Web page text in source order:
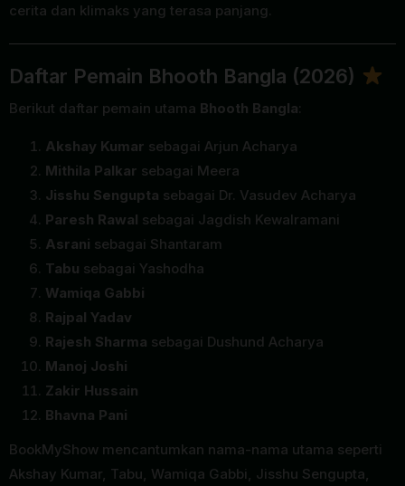
cerita dan klimaks yang terasa panjang.
Daftar Pemain Bhooth Bangla (2026)
Berikut daftar pemain utama Bhooth Bangla:
Akshay Kumar sebagai Arjun Acharya
Mithila Palkar sebagai Meera
Jisshu Sengupta sebagai Dr. Vasudev Acharya
Paresh Rawal sebagai Jagdish Kewalramani
Asrani sebagai Shantaram
Tabu sebagai Yashodha
Wamiqa Gabbi
Rajpal Yadav
Rajesh Sharma sebagai Dushund Acharya
Manoj Joshi
Zakir Hussain
Bhavna Pani
BookMyShow mencantumkan nama-nama utama seperti
Akshay Kumar, Tabu, Wamiqa Gabbi, Jisshu Sengupta,